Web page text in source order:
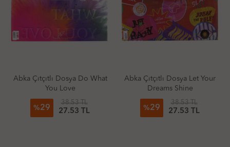
Abka Çıtçıtlı Dosya Do What
You Love
%29
38.53 TL
27.53 TL
Abka Çıtçıtlı Dosya Let Your
Dreams Shine
%29
38.53 TL
27.53 TL